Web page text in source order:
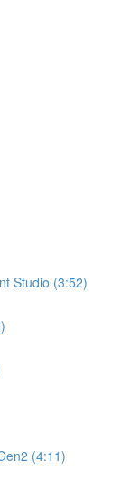
Studio (3:52)
(4:11)